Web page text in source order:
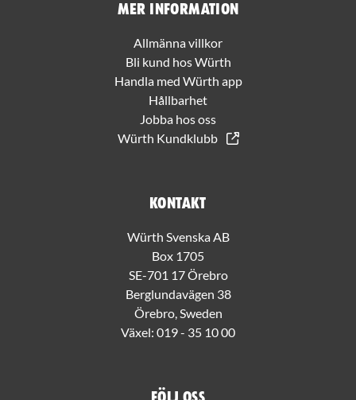
Mer information
Allmänna villkor
Bli kund hos Würth
Handla med Würth app
Hållbarhet
Jobba hos oss
Würth Kundklubb
Kontakt
Würth Svenska AB
Box 1705
SE-701 17 Örebro
Berglundavägen 38
Örebro, Sweden
Växel: 019 - 35 10 00